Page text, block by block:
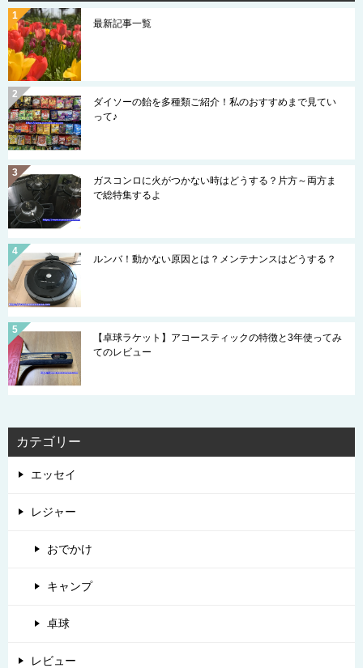
最新記事一覧
ダイソーの飴を多種類ご紹介！私のおすすめまで見てい
って♪
ガスコンロに火がつかない時はどうする？片方～両方ま
で総特集するよ
ルンバ！動かない原因とは？メンテナンスはどうする？
【卓球ラケット】アコースティックの特徴と3年使ってみ
てのレビュー
カテゴリー
エッセイ
レジャー
おでかけ
キャンプ
卓球
レビュー